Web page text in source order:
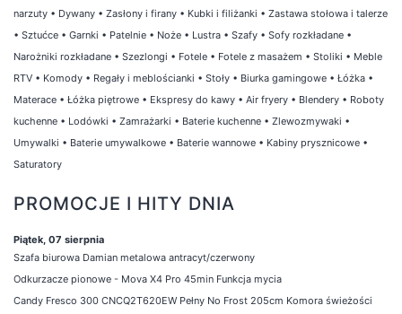
narzuty • Dywany • Zasłony i firany • Kubki i filiżanki • Zastawa stołowa i talerze
• Sztućce • Garnki • Patelnie • Noże • Lustra • Szafy • Sofy rozkładane •
Narożniki rozkładane • Szezlongi • Fotele • Fotele z masażem • Stoliki • Meble
RTV • Komody • Regały i meblościanki • Stoły • Biurka gamingowe • Łóżka •
Materace • Łóżka piętrowe • Ekspresy do kawy • Air fryery • Blendery • Roboty
kuchenne • Lodówki • Zamrażarki • Baterie kuchenne • Zlewozmywaki •
Umywalki • Baterie umywalkowe • Baterie wannowe • Kabiny prysznicowe •
Saturatory
PROMOCJE I HITY DNIA
Piątek, 07 sierpnia
Szafa biurowa Damian metalowa antracyt/czerwony
Odkurzacze pionowe - Mova X4 Pro 45min Funkcja mycia
Candy Fresco 300 CNCQ2T620EW Pełny No Frost 205cm Komora świeżości